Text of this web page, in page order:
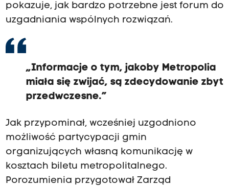
pokazuje, jak bardzo potrzebne jest forum do
uzgadniania wspólnych rozwiązań.
„Informacje o tym, jakoby Metropolia
miała się zwijać, są zdecydowanie zbyt
przedwczesne.”
Jak przypominał, wcześniej uzgodniono
możliwość partycypacji gmin
organizujących własną komunikację w
kosztach biletu metropolitalnego.
Porozumienia przygotował Zarząd